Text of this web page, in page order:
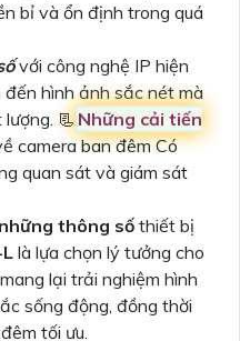
bỉ và ổn định trong quá
với công nghệ IP hiện
đến hình ảnh sắc nét mà
📃 Những cải tiến
camera ban đêm Có
quan sát và giám sát
thông số thiết bị
là lựa chọn lý tưởng cho
lại trải nghiệm hình
sống động, đồng thời
tối ưu.